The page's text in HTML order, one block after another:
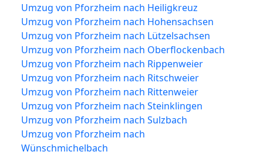
Umzug von Pforzheim nach Heiligkreuz
Umzug von Pforzheim nach Hohensachsen
Umzug von Pforzheim nach Lützelsachsen
Umzug von Pforzheim nach Oberflockenbach
Umzug von Pforzheim nach Rippenweier
Umzug von Pforzheim nach Ritschweier
Umzug von Pforzheim nach Rittenweier
Umzug von Pforzheim nach Steinklingen
Umzug von Pforzheim nach Sulzbach
Umzug von Pforzheim nach
Wünschmichelbach